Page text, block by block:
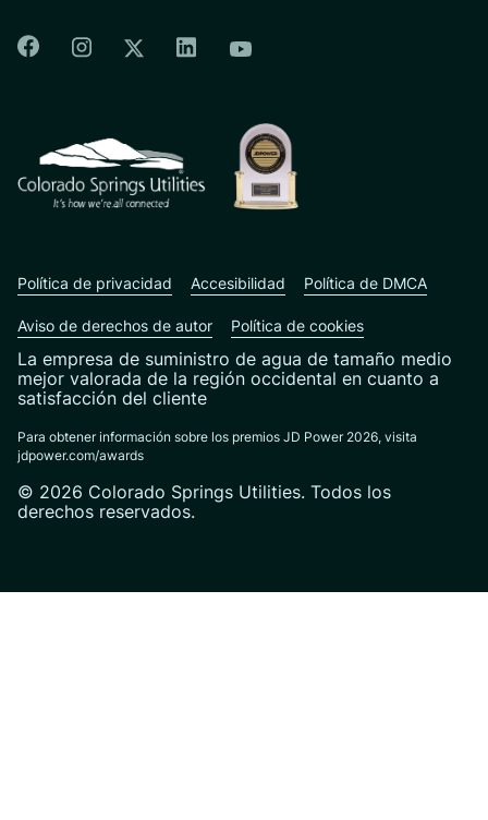
Colorado Springs Facebook
Colorado Springs Instagram
Colorado Springs Twitter
Colorado Springs Linkedin
Colorado Springs
La empresa de suministro de agua de tamaño medio
mejor valorada de la región occidental en cuanto a
satisfacción del cliente
Para obtener información sobre los premios JD Power 2026, visita
jdpower.com/awards
© 2026 Colorado Springs Utilities. Todos los
derechos reservados.
Política de privacidad Accesibilidad Política de DMCA
Aviso de derechos de autor Política de cookies